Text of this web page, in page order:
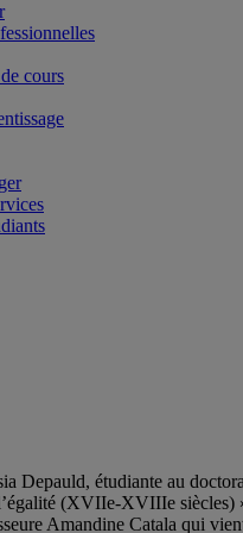
cours
Depauld, étudiante au
(XVIIe-XVIIIe siècles)
Amandine Catala qui